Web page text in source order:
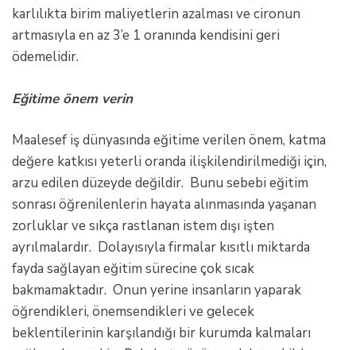
karlılıkta birim maliyetlerin azalması ve cironun
artmasıyla en az 3’e 1 oranında kendisini geri
ödemelidir.
Eğitime önem verin
Maalesef iş dünyasında eğitime verilen önem, katma
değere katkısı yeterli oranda ilişkilendirilmediği için,
arzu edilen düzeyde değildir. Bunu sebebi eğitim
sonrası öğrenilenlerin hayata alınmasında yaşanan
zorluklar ve sıkça rastlanan istem dışı işten
ayrılmalardır. Dolayısıyla firmalar kısıtlı miktarda
fayda sağlayan eğitim sürecine çok sıcak
bakmamaktadır. Onun yerine insanların yaparak
öğrendikleri, önemsendikleri ve gelecek
beklentilerinin karşılandığı bir kurumda kalmaları